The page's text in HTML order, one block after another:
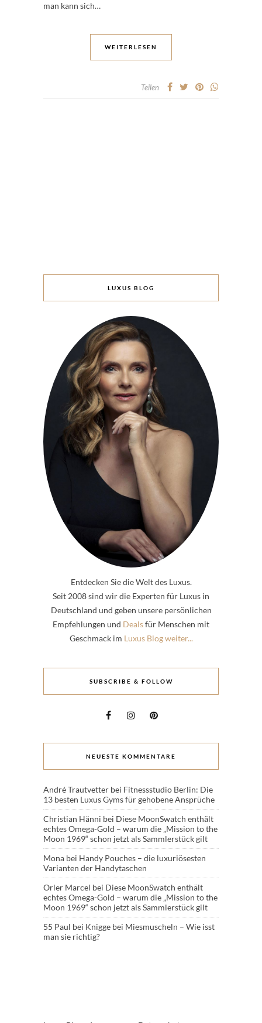
man kann sich…
WEITERLESEN
Teilen
LUXUS BLOG
Entdecken Sie die Welt des Luxus.
Seit 2008 sind wir die Experten für Luxus in
Deutschland und geben unsere persönlichen
Empfehlungen und Dealsfür Menschen mit
Geschmack im Luxus Blog weiter...
SUBSCRIBE & FOLLOW
NEUESTE KOMMENTARE
André Trautvetter bei Fitnessstudio Berlin: Die
13 besten Luxus Gyms für gehobene Ansprüche
Christian Hänni bei Diese MoonSwatch enthält
echtes Omega-Gold – warum die „Mission to the
Moon 1969“ schon jetzt als Sammlerstück gilt
Mona bei Handy Pouches – die luxuriösesten
Varianten der Handytaschen
Orler Marcel bei Diese MoonSwatch enthält
echtes Omega-Gold – warum die „Mission to the
Moon 1969“ schon jetzt als Sammlerstück gilt
55 Paul bei Knigge bei Miesmuscheln – Wie isst
man sie richtig?